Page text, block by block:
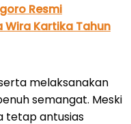
Resmi
Wira Kartika Tahun
melaksanakan
semangat. Meski
tetap antusias